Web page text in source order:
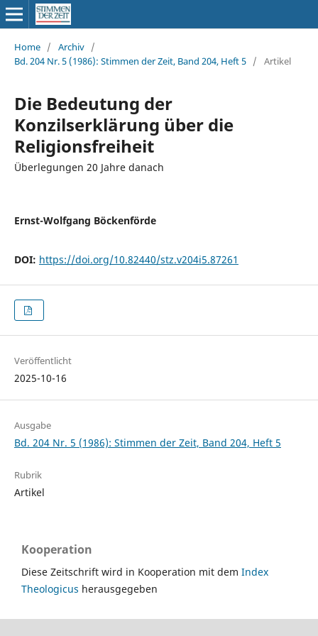
Home / Archiv /
Bd. 204 Nr. 5 (1986): Stimmen der Zeit, Band 204, Heft 5 / Artikel
Die Bedeutung der
Konzilserklärung über die
Religionsfreiheit
Überlegungen 20 Jahre danach
Ernst-Wolfgang Böckenförde
DOI: https://doi.org/10.82440/stz.v204i5.87261
Veröffentlicht
2025-10-16
Ausgabe
Bd. 204 Nr. 5 (1986): Stimmen der Zeit, Band 204, Heft 5
Rubrik
Artikel
Kooperation
Diese Zeitschrift wird in Kooperation mit dem Index
Theologicus herausgegeben